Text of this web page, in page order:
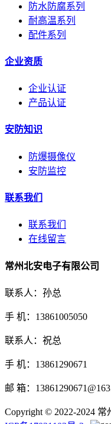
防水防腐系列
耐高温系列
配件系列
企业资质
企业认证
产品认证
安防知识
防爆摄像仪
安防监控
联系我们
联系我们
在线留言
常州北安电子有限公司
联系人：孙总
手 机：13861005050
联系人：祝总
手 机：13861290671
邮 箱：
Copyright © 2022-2024